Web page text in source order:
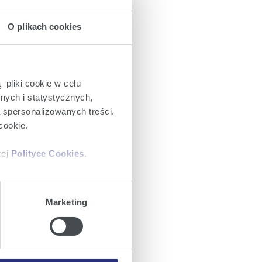
O plikach cookies
pliki cookie w celu
i statystycznych,
treści.
Polityce Cookies.
plików cookie z
umieszczać w Państwa
ta nie dotyczy jednak
Marketing